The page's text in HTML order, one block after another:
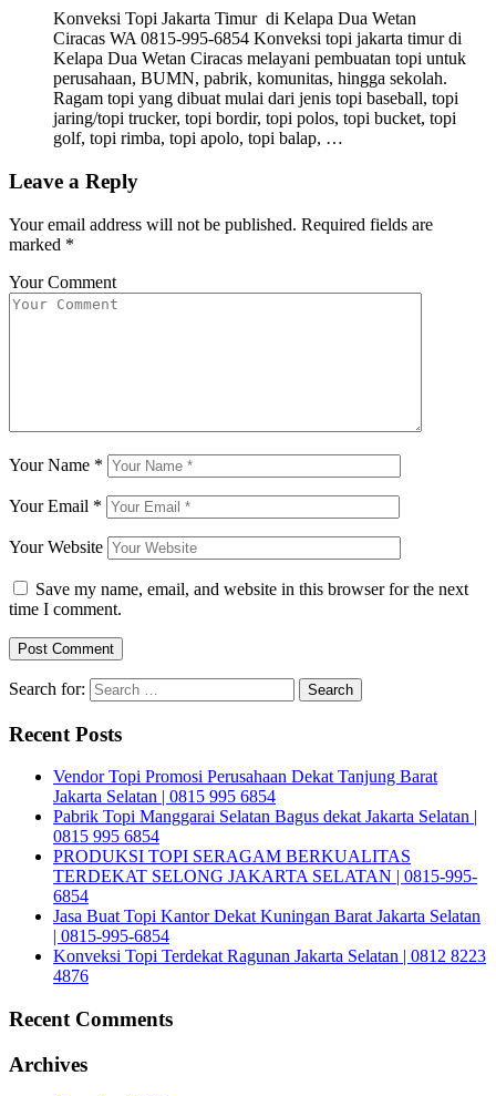
Konveksi Topi Jakarta Timur di Kelapa Dua Wetan
Ciracas WA 0815-995-6854 Konveksi topi jakarta timur di
Kelapa Dua Wetan Ciracas melayani pembuatan topi untuk
perusahaan, BUMN, pabrik, komunitas, hingga sekolah.
Ragam topi yang dibuat mulai dari jenis topi baseball, topi
jaring/topi trucker, topi bordir, topi polos, topi bucket, topi
golf, topi rimba, topi apolo, topi balap, …
Leave a Reply
Your email address will not be published. Required fields are
marked *
Your Comment
Your Name *
Your Email *
Your Website
Save my name, email, and website in this browser for the next
time I comment.
Search for:
Recent Posts
Vendor Topi Promosi Perusahaan Dekat Tanjung Barat
Jakarta Selatan | 0815 995 6854
Pabrik Topi Manggarai Selatan Bagus dekat Jakarta Selatan |
0815 995 6854
PRODUKSI TOPI SERAGAM BERKUALITAS
TERDEKAT SELONG JAKARTA SELATAN | 0815-995-
6854
Jasa Buat Topi Kantor Dekat Kuningan Barat Jakarta Selatan
| 0815-995-6854
Konveksi Topi Terdekat Ragunan Jakarta Selatan | 0812 8223
4876
Recent Comments
Archives